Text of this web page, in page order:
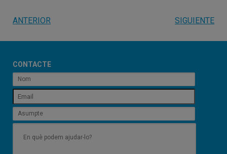
ANTERIOR SIGUIENTE
CONTACTE